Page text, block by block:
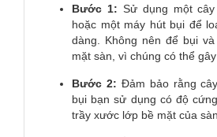
Bước 1: Sử dụng một
hoặc một máy hút bụi để
dàng. Không nên để bụi
mặt sàn, vì chúng có thể
Bước 2: Đảm bảo rằng
bụi bạn sử dụng có độ
trầy xước lớp bề mặt của